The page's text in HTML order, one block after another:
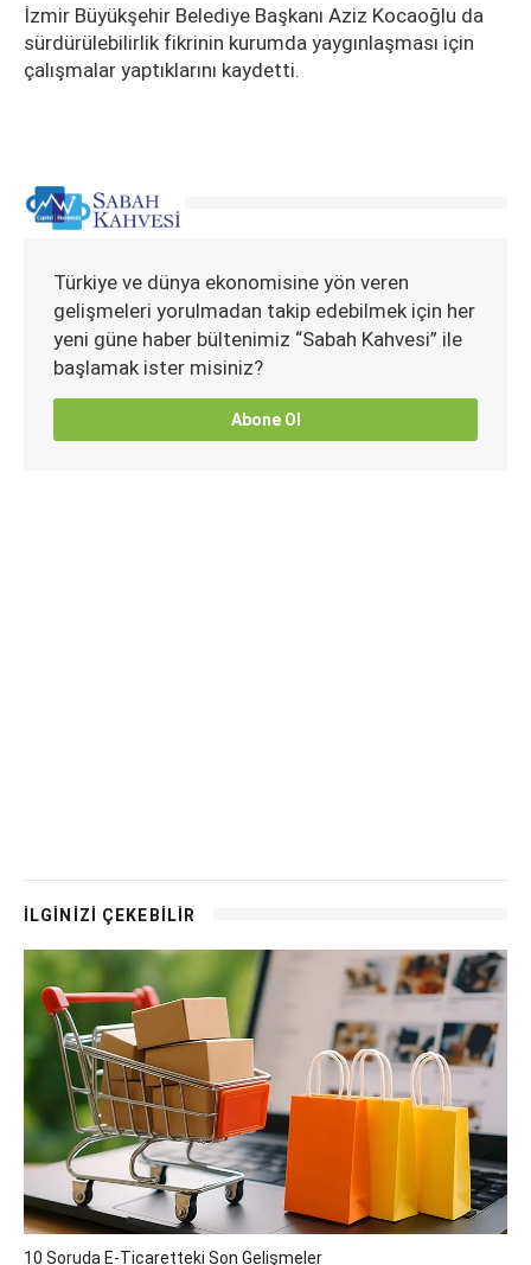
İzmir Büyükşehir Belediye Başkanı Aziz Kocaoğlu da
sürdürülebilirlik fikrinin kurumda yaygınlaşması için
çalışmalar yaptıklarını kaydetti.
Türkiye ve dünya ekonomisine yön veren
gelişmeleri yorulmadan takip edebilmek için her
yeni güne haber bültenimiz “Sabah Kahvesi” ile
başlamak ister misiniz?
Abone Ol
İLGİNİZİ ÇEKEBİLİR
10 Soruda E-Ticaretteki Son Gelişmeler